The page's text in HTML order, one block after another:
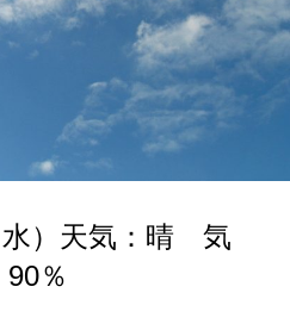
水）天気：晴 気
％